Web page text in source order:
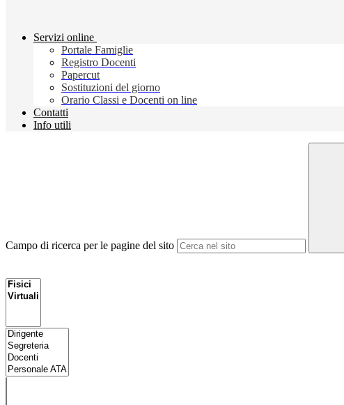
Servizi online
Portale Famiglie
Registro Docenti
Papercut
Sostituzioni del giorno
Orario Classi e Docenti on line
Contatti
Info utili
Campo di ricerca per le pagine del sito